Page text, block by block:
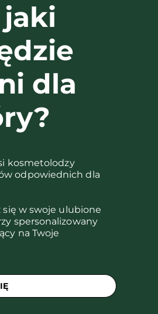
jaki
dla
kosmetolodzy
odpowiednich dla
się w swoje ulubione
spersonalizowany
na Twoje